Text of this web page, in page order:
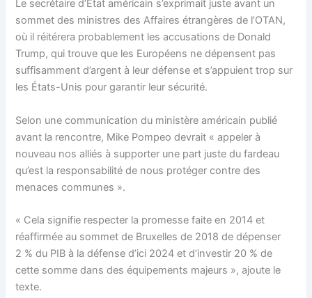
Le secrétaire d’État américain s’exprimait juste avant un
sommet des ministres des Affaires étrangères de l’OTAN,
où il réitérera probablement les accusations de Donald
Trump, qui trouve que les Européens ne dépensent pas
suffisamment d’argent à leur défense et s’appuient trop sur
les États-Unis pour garantir leur sécurité.
Selon une communication du ministère américain publié
avant la rencontre, Mike Pompeo devrait « appeler à
nouveau nos alliés à supporter une part juste du fardeau
qu’est la responsabilité de nous protéger contre des
menaces communes ».
« Cela signifie respecter la promesse faite en 2014 et
réaffirmée au sommet de Bruxelles de 2018 de dépenser
2 % du PIB à la défense d’ici 2024 et d’investir 20 % de
cette somme dans des équipements majeurs », ajoute le
texte.